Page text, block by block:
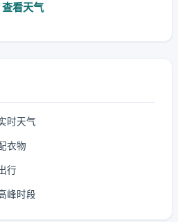
查看天气
时天气
衣物
行
峰时段